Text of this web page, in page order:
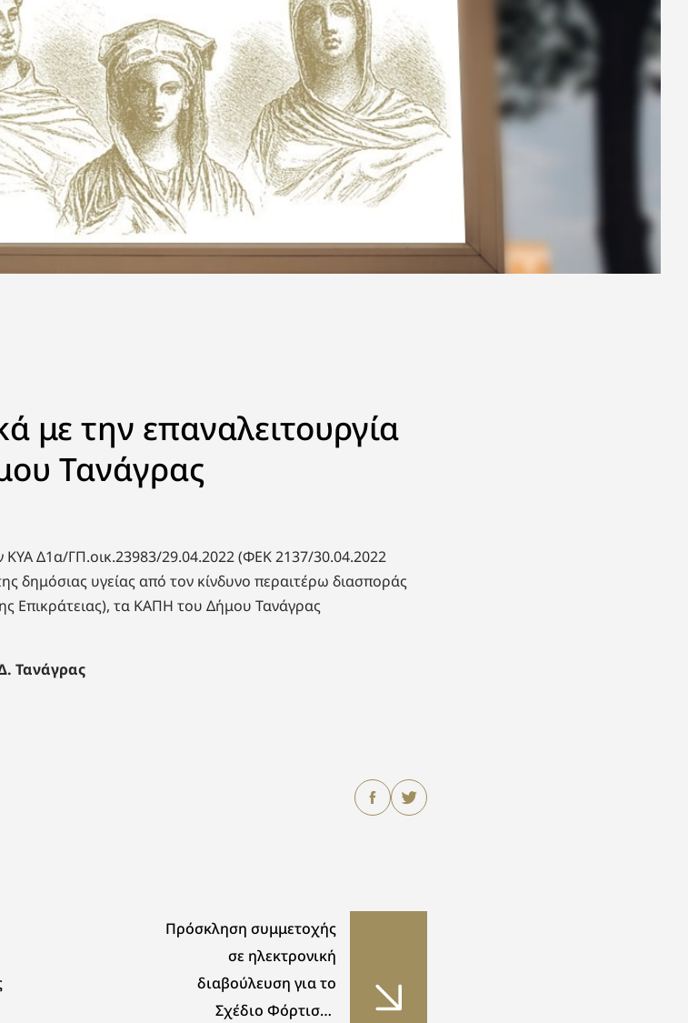
με την επαναλειτουργία
Τανάγρας
Δ1α/ΓΠ.οικ.23983/29.04.2022 (ΦΕΚ 2137/30.04.2022
δημόσιας υγείας από τον κίνδυνο περαιτέρω διασποράς
Επικράτειας), τα ΚΑΠΗ του Δήμου Τανάγρας
Τανάγρας
Πρόσκληση συμμετοχής
σε ηλεκτρονική
διαβούλευση για το
Σχέδιο Φόρτισης